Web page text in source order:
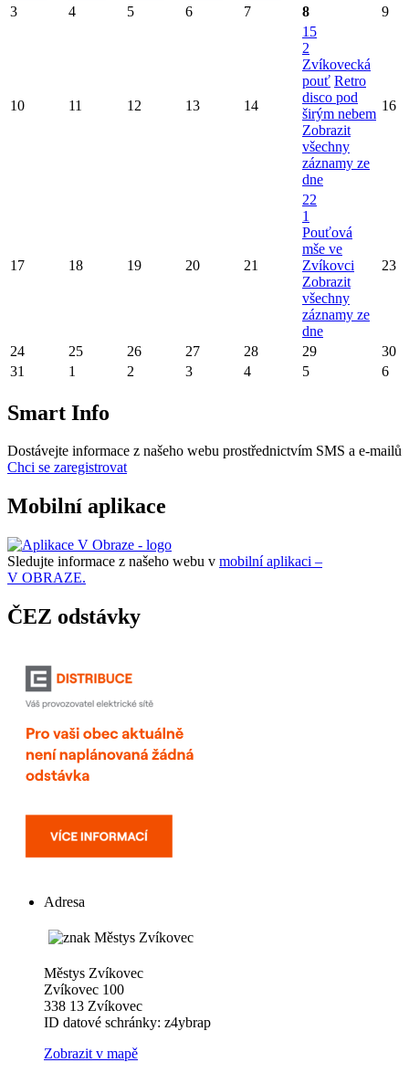
3 4 5 6 7 8 9
10 11 12 13 14
15
2
Zvíkovecká
pouť Retro
disco pod
širým nebem
Zobrazit
všechny
záznamy ze
dne
16
17 18 19 20 21
22
1
Pouťová
mše ve
Zvíkovci
Zobrazit
všechny
záznamy ze
dne
23
24 25 26 27 28 29
30
31
1 2 3 4 5 6
Smart Info
Dostávejte informace z našeho webu prostřednictvím SMS a e-mailů
Chci se zaregistrovat
Mobilní aplikace
Sledujte informace z našeho webu v mobilní aplikaci –
V OBRAZE.
ČEZ odstávky
Adresa
Městys Zvíkovec
Zvíkovec 100
338 13 Zvíkovec
ID datové schránky: z4ybrap
Zobrazit v mapě